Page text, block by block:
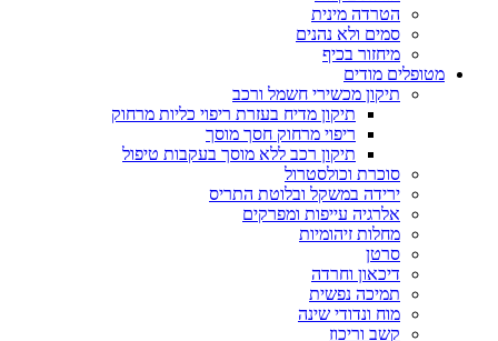
הטרדה מינית
סמים ולא נהנים
מיחזור בכיף
מטופלים מודים
תיקון מכשירי חשמל ורכב
תיקון מדיח בעזרת ריפוי כליות מרחוק
ריפוי מרחוק חסך מוסך
תיקון רכב ללא מוסך בעקבות טיפול
סוכרת וכולסטרול
ירידה במשקל ובלוטת התריס
אלרגיה עייפות ומפרקים
מחלות זיהומיות
סרטן
דיכאון וחרדה
תמיכה נפשית
מוח ונדודי שינה
קשב וריכוז